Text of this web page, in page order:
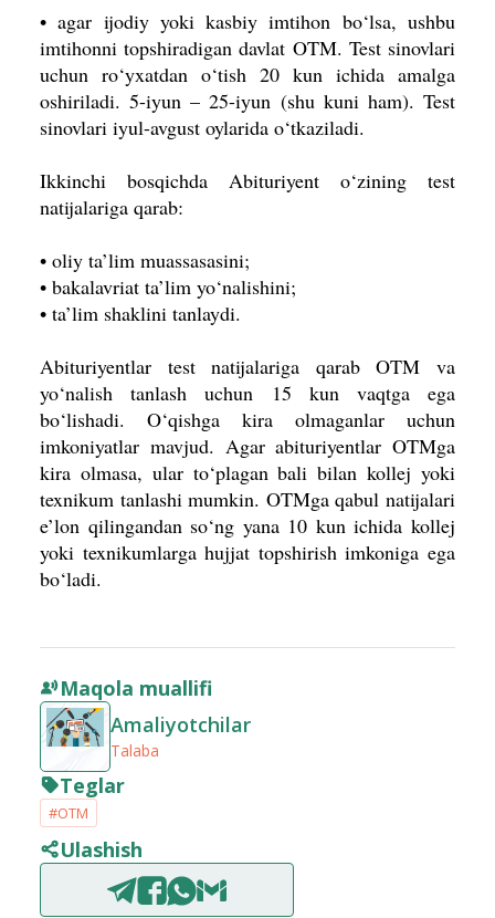
• agar ijodiy yoki kasbiy imtihon bo‘lsa, ushbu
imtihonni topshiradigan davlat OTM. Test sinovlari
uchun ro‘yxatdan o‘tish 20 kun ichida amalga
oshiriladi. 5-iyun – 25-iyun (shu kuni ham). Test
sinovlari iyul-avgust oylarida o‘tkaziladi.
Ikkinchi bosqichda Abituriyent o‘zining test
natijalariga qarab:
• oliy ta’lim muassasasini;
• bakalavriat ta’lim yo‘nalishini;
• ta’lim shaklini tanlaydi.
Abituriyentlar test natijalariga qarab OTM va
yo‘nalish tanlash uchun 15 kun vaqtga ega
bo‘lishadi. O‘qishga kira olmaganlar uchun
imkoniyatlar mavjud. Agar abituriyentlar OTMga
kira olmasa, ular to‘plagan bali bilan kollej yoki
texnikum tanlashi mumkin. OTMga qabul natijalari
e’lon qilingandan so‘ng yana 10 kun ichida kollej
yoki texnikumlarga hujjat topshirish imkoniga ega
bo‘ladi.
Maqola muallifi
Amaliyotchilar
Talaba
Teglar
#OTM
Ulashish